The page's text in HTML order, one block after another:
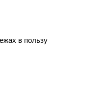
в пользу